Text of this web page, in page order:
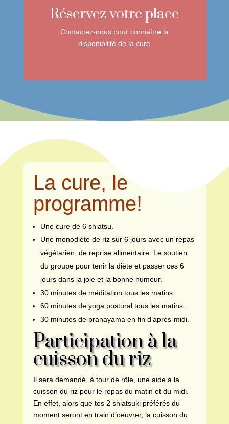
Réservez votre place
Contactez-nous pour connaître la
disponibilité de la cure
La cure, le
programme!
Une cure de 6shiatsu.
Une monodiète de riz sur 6 jours avec un repas
végétarien, de reprise alimentaire. Le soutien
du groupe pour tenir la diète et passer ces 6
jours dans la joie et la bonne humeur.
30 minutes de méditation tous les matins.
60 minutes de yoga postural tous les matins.
30 minutes de pranayama en fin d’après-midi.
Participation à la
cuisson du riz
Il sera demandé, à tour de rôle, une aide à la
cuisson du riz pour le repas du matin et du midi.
En effet, alors que tes 2 shiatsuki préférés du
moment seront en train d’oeuvrer, la cuisson du